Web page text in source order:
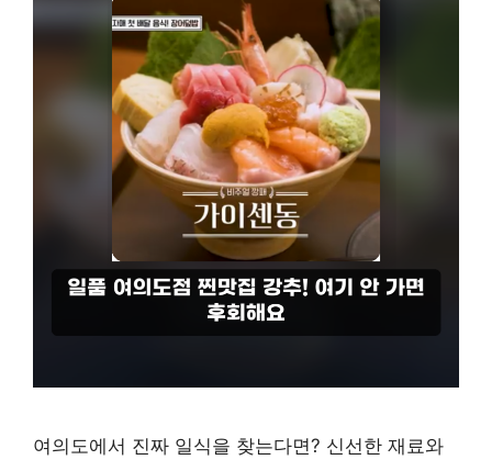
여의도에서 진짜 일식을 찾는다면? 신선한 재료와